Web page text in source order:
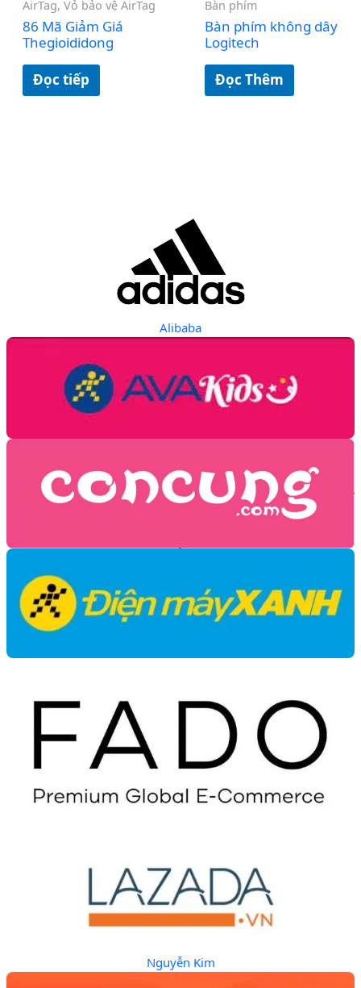
AirTag, Vỏ bảo vệ AirTag
86 Mã Giảm Giá
Thegioididong
Đọc tiếp
Bàn phím
Bàn phím không dây
Logitech
Đọc Thêm
Alibaba
Nguyễn Kim